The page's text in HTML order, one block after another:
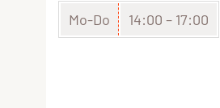
Mo-Do 14:00 – 17:00